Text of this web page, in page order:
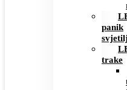
panik
trake